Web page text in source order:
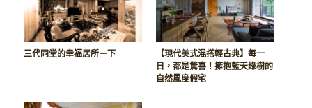
三代同堂的幸福居所－下
【現代美式混搭輕古典】每一
日，都是驚喜！擁抱藍天綠樹的
自然風度假宅